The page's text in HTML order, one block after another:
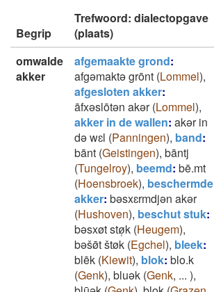
Begrip
Trefwoord: dialectopgave
(plaats)
omwalde
akker
afgemaakte grond:
afgǝmaktǝ grōnt (Lommel),
afgesloten akker:
āfxǝslōtǝn akǝr(Lommel),
akker in de wallen: akǝr in
dǝ wɛl (Panningen), band:
bānt (Geistingen), bāntj
(Tungelroy), beemd: bē.mt
(Hoensbroek), beschermde
akker: bǝsxɛrmdjǝn akǝr
(Hushoven), beschut stuk:
bǝsxøt stø̜k (Heugem),
bǝšø̄t štøk (Egchel), bleek:
blēk (Kiewit), blok: blo.k
(Genk), bluǝk (Genk, ... ),